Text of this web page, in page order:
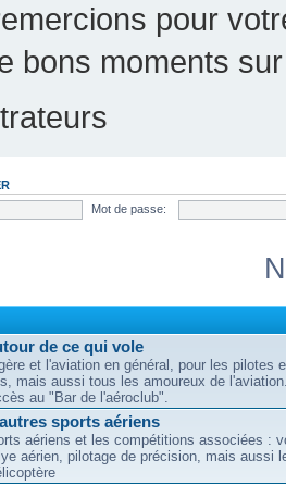
pour
bons moments
Mot de passe:
de ce qui vole
et l'aviation en général, pour les pilotes
mais aussi tous les amoureux de
au "Bar de l'aéroclub".
sports aériens
aériens et les compétitions associées :
aérien, pilotage de précision, mais aussi